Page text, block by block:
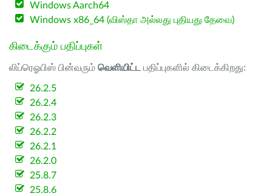
Windows Aarch64
Windows x86_64 (விஸ்தா அல்லது புதியது தேவை)
கிடைக்கும் பதிப்புகள்
லிப்ரெஓபிஸ் பின்வரும் வெளியிட்ட பதிப்புகளில் கிடைக்கிறது:
26.2.5
26.2.4
26.2.3
26.2.2
26.2.1
26.2.0
25.8.7
25.8.6